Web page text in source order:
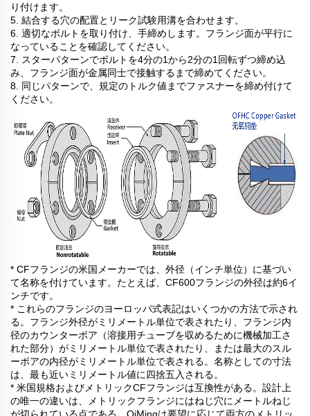
り付けます。
5. 結合する穴の配置とリーク試験用溝を合わせます。
6. 適切なボルトを取り付け、手締めします。フランジ面が平行に
なっていることを確認してください。
7. スターパターンでボルトを4分の1から2分の1回転ずつ締め込
み、フランジ面が金属同士で接触するまで締めてください。
8. 同じパターンで、規定のトルク値までファスナーを締め付けて
ください。
* CFフランジの米国メーカーでは、外径（インチ単位）に基づい
て名称を付けています。たとえば、CF600フランジの外径は約6イ
ンチです。
* これらのフランジのヨーロッパ式表記はいくつかの方法で示され
る。フランジ外径がミリメートル単位で表されたり、フランジ内
径のカウンターボア（溶接用チューブを収めるために機械加工さ
れた部分）がミリメートル単位で表されたり、または最大のスル
ーボアの内径がミリメートル単位で表される。名称としての寸法
は、最も近いミリメートル値に四捨五入される。
* 米国規格およびメトリックCFフランジは互換性がある。設計上
の唯一の違いは、メトリックフランジにはねじ穴にメートルねじ